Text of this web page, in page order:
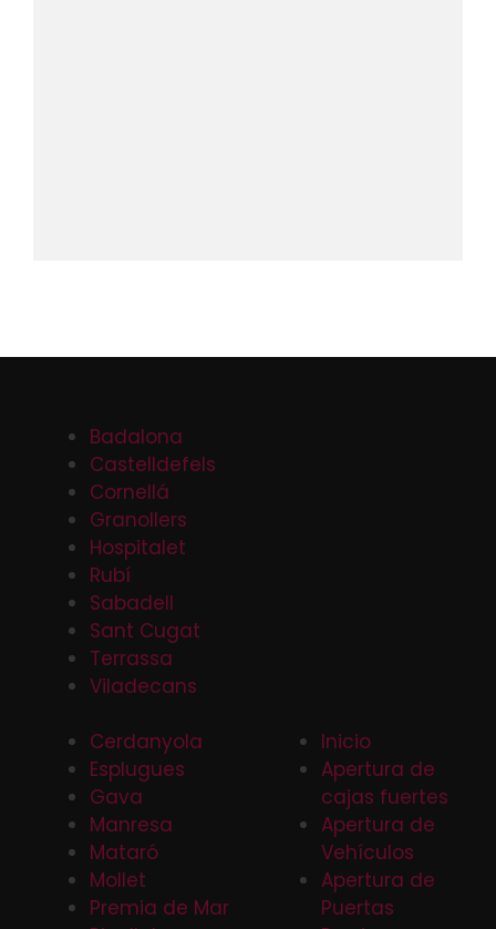
Badalona
Castelldefels
Cornellá
Granollers
Hospitalet
Rubí
Sabadell
Sant Cugat
Terrassa
Viladecans
Cerdanyola
Esplugues
Gava
Manresa
Mataró
Mollet
Premia de Mar
Inicio
Apertura de
cajas fuertes
Apertura de
Vehículos
Apertura de
Puertas